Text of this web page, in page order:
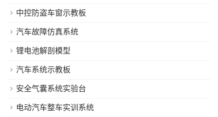
中控防盗车窗示教板
汽车故障仿真系统
锂电池解剖模型
汽车系统示教板
安全气囊系统实验台
电动汽车整车实训系统